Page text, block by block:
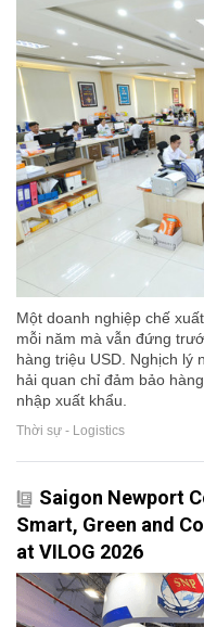
Một doanh nghiệp chế
mỗi năm mà vẫn đứng
hàng triệu USD. Nghịch lý
hải quan chỉ đảm bảo
nhập xuất khẩu.
Thời sự - Logistics
Saigon Newport
Smart, Green and
at VILOG 2026